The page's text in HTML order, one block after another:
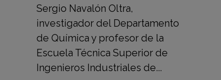
Sergio Navalón Oltra,
investigador del Departamento
de Química y profesor de la
Escuela Técnica Superior de
Ingenieros Industriales de...